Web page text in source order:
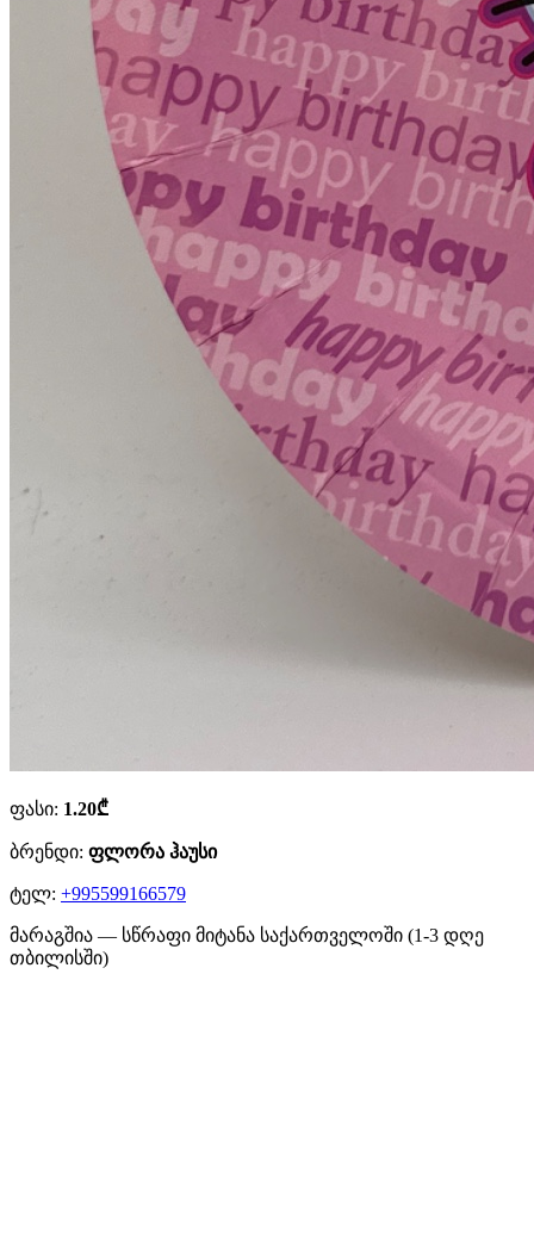
ფასი: 1.20₾
ბრენდი: ფლორა ჰაუსი
ტელ: +995599166579
მარაგშია — სწრაფი მიტანა საქართველოში (1-3 დღე
თბილისში)